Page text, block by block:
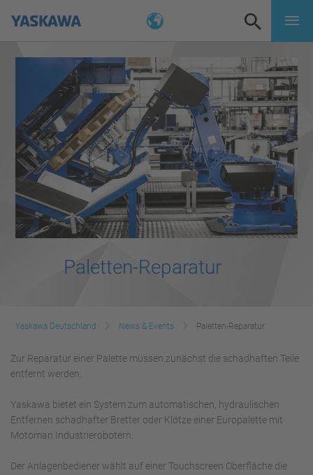
Paletten-Reparatur
Yaskawa Deutschland News & Events Paletten-Reparatur
Zur Reparatur einer Palette müssen zunächst die schadhaften Teile
entfernt werden.
Yaskawa bietet ein System zum automatischen, hydraulischen
Entfernen schadhafter Bretter oder Klötze einer Europalette mit
Motoman Industrierobotern.
Der Anlagenbediener wählt auf einer Touchscreen Oberfläche die